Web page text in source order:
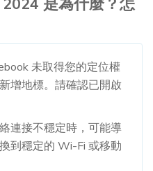
未取得您的定位權
增地標。請確認已開啟
連接不穩定時，可能導
到穩定的 Wi-Fi 或移動